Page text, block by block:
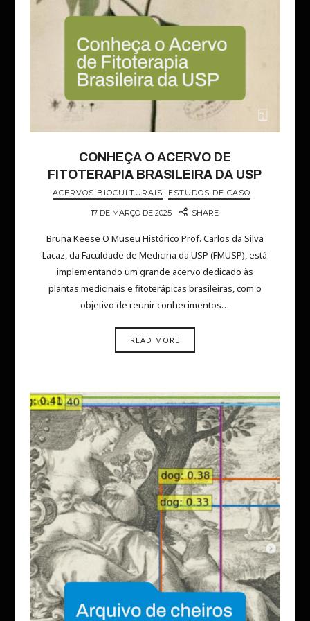
CONHEÇA O ACERVO DE
FITOTERAPIA BRASILEIRA DA USP
ACERVOS BIOCULTURAIS ESTUDOS DE CASO
17 DE MARÇO DE 2025 SHARE
Bruna Keese O Museu Histórico Prof. Carlos da Silva
Lacaz, da Faculdade de Medicina da USP (FMUSP), está
implementando um grande acervo dedicado às
plantas medicinais e fitoterápicas brasileiras, com o
objetivo de reunir conhecimentos…
READ MORE